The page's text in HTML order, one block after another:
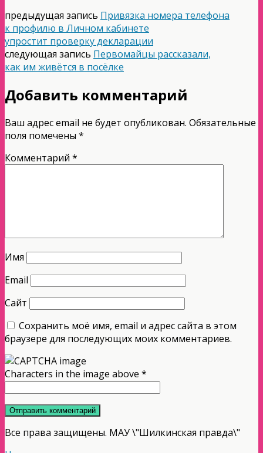
предыдущая запись Привязка номера телефона
к профилю в Личном кабинете
упростит проверку декларации
следующая запись Первомайцы рассказали,
как им живётся в посёлке
Добавить комментарий
Ваш адрес email не будет опубликован. Обязательные
поля помечены *
Комментарий *
Имя
Email
Сайт
Сохранить моё имя, email и адрес сайта в этом
браузере для последующих моих комментариев.
Characters in the image above *
Все права защищены. МАУ \"Шилкинская правда\"